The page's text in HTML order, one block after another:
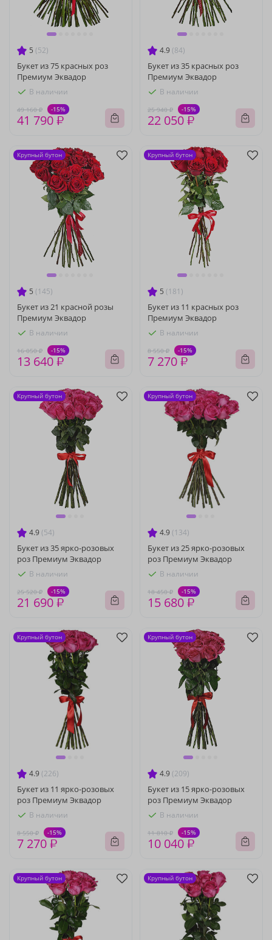
5 (52)
Букет из 75 красных роз
Премиум Эквадор
В наличии
49 160 ₽ -15%
41 790 ₽
4.9 (84)
Букет из 35 красных роз
Премиум Эквадор
В наличии
25 940 ₽ -15%
22 050 ₽
5 (145)
Букет из 21 красной розы
Премиум Эквадор
В наличии
16 050 ₽ -15%
13 640 ₽
Крупный бутон
5 (181)
Букет из 11 красных роз
Премиум Эквадор
В наличии
8 550 ₽ -15%
7 270 ₽
Крупный бутон
4.9 (54)
Букет из 35 ярко-розовых
роз Премиум Эквадор
В наличии
25 520 ₽ -15%
21 690 ₽
Крупный бутон
4.9 (134)
Букет из 25 ярко-розовых
роз Премиум Эквадор
В наличии
18 450 ₽ -15%
15 680 ₽
Крупный бутон
4.9 (226)
Букет из 11 ярко-розовых
роз Премиум Эквадор
В наличии
8 550 ₽ -15%
7 270 ₽
Крупный бутон
4.9 (209)
Букет из 15 ярко-розовых
роз Премиум Эквадор
В наличии
11 810 ₽ -15%
10 040 ₽
Крупный бутон
Крупный бутон Крупный бутон